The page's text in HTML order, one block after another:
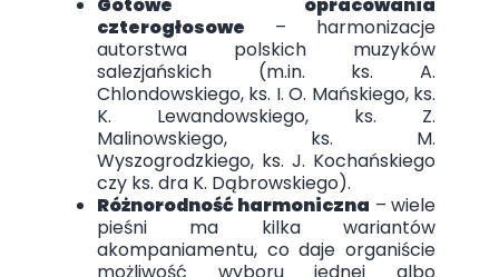
czterogłosowe – harmonizacje
autorstwa polskich muzyków
salezjańskich (m.in. ks. A.
Chlondowskiego, ks. I. O. Mańskiego, ks.
K. Lewandowskiego, ks. Z.
Malinowskiego, ks. M.
Wyszogrodzkiego, ks. J. Kochańskiego
czy ks. dra K. Dąbrowskiego).
Różnorodność harmoniczna – wiele
pieśni ma kilka wariantów
akompaniamentu, co daje organiście